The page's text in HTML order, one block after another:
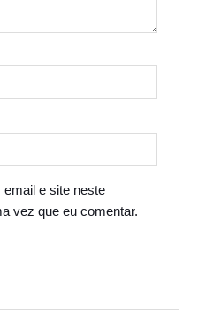
e site neste
vez que eu comentar.